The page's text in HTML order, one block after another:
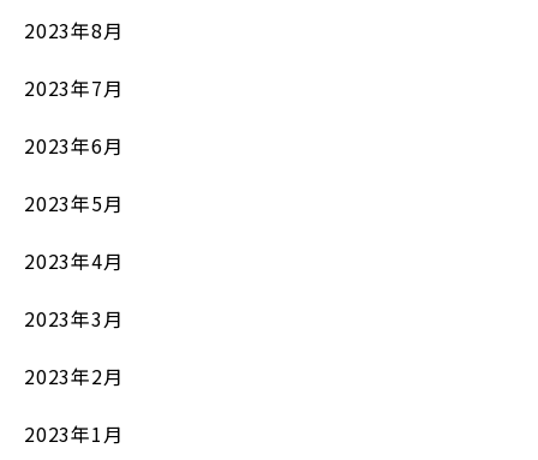
2023年8月
2023年7月
2023年6月
2023年5月
2023年4月
2023年3月
2023年2月
2023年1月